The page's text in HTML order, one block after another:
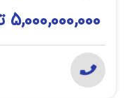
5,000,000,000 تومــان